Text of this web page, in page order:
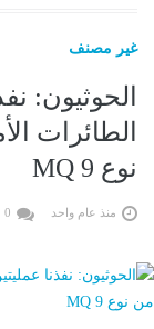
غير مصنف
الحوثيون:
الطائرات
نوع MQ 9
منذ عام واحد 0